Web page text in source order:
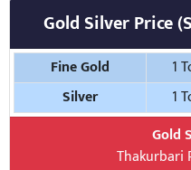
Gold Silver Price
Fine Gold 1
Silver
1
Gold
Thakurbari